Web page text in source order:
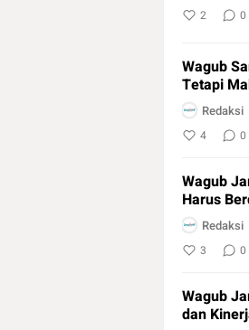
2 0
Wagub
Tetapi
Redaksi
4 0
Wagub
Harus
Redaksi
3 0
Wagub
dan